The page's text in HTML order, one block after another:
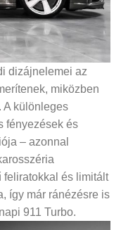
dizájnelemei az
miközben
A különleges
fényezések és
– azonnal
feliratokkal és limitált
így már ránézésre is
911 Turbo.